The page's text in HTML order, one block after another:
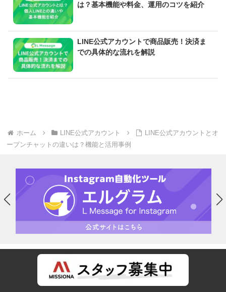
は？基本機能や料金、運用のコツを紹介
LINE公式アカウントで商品販売！決済ま
での具体的な流れを解説
ホーム LINE公式アカウント
LINE公式アカウントとオ
ープンチャットの違いは？機能と活用事例